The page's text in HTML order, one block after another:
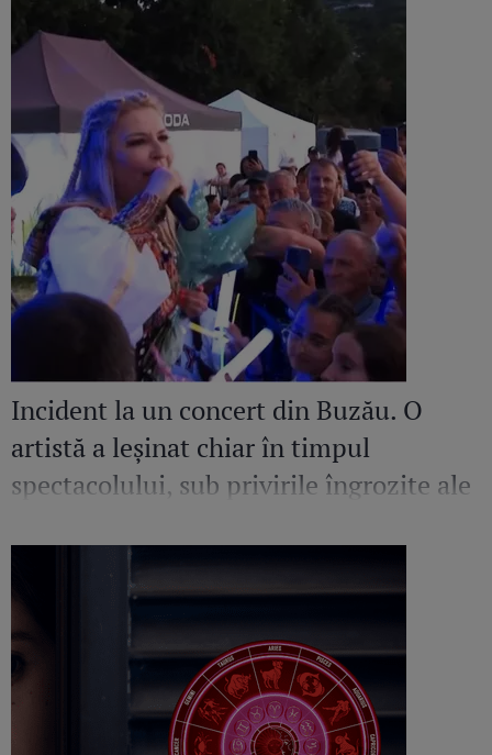
Incident la un concert din Buzău. O
artistă a leșinat chiar în timpul
spectacolului, sub privirile îngrozite ale